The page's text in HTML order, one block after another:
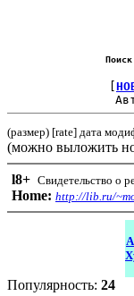
Поиск
(размер) [rate] дата
(можно выложить
l8+ Свидетельство о
Home: http://lib.ru/
Популярность: 24